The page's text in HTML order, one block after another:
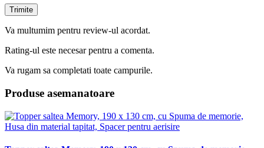
Va multumim pentru review-ul acordat.
Rating-ul este necesar pentru a comenta.
Va rugam sa completati toate campurile.
Produse asemanatoare